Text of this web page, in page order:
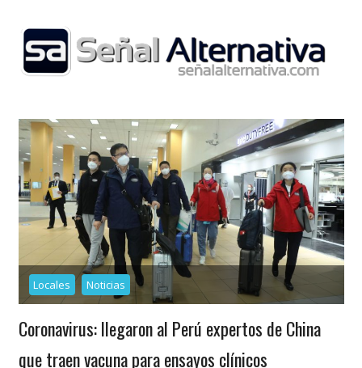
content
Locales Noticias
Coronavirus: llegaron al Perú expertos de China
que traen vacuna para ensayos clínicos